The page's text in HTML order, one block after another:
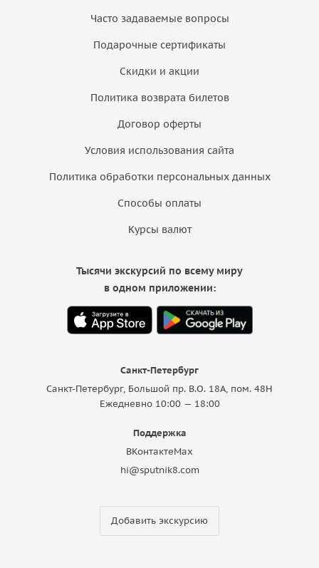
Часто задаваемые вопросы
Подарочные сертификаты
Скидки и акции
Политика возврата билетов
Договор оферты
Условия использования сайта
Политика обработки персональных данных
Способы оплаты
Курсы валют
Санкт-Петербург
Санкт-Петербург, Большой пр. В.О. 18A, пом. 48Н
Ежедневно 10:00 — 18:00
Поддержка
ВКонтактеMax
hi@sputnik8.com
Добавить экскурсию
Тысячи экскурсий по всему миру
в одном приложении: